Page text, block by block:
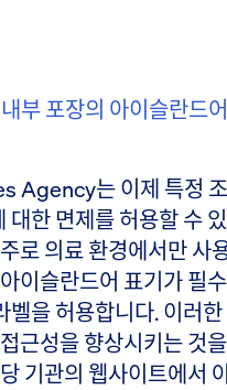
부 포장의 아이슬란드
는 이제 특정 조
대한 면제를 허용할 수
로 의료 환경에서만 사
이슬란드어 표기가 필
벨을 허용합니다. 이러
근성을 향상시키는 것
기관의 웹사이트에서